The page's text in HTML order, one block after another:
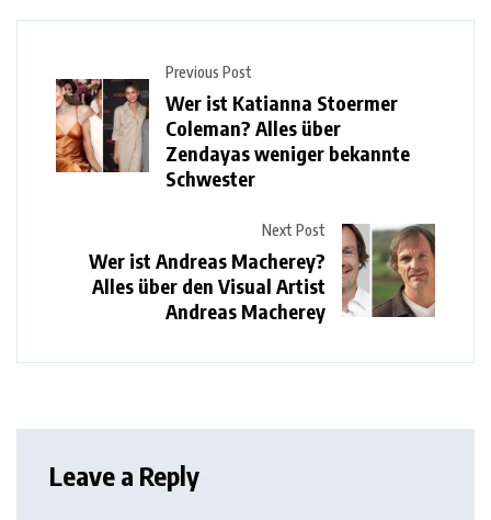
Previous Post
Wer ist Katianna Stoermer
Coleman? Alles über
Zendayas weniger bekannte
Schwester
Next Post
Wer ist Andreas Macherey?
Alles über den Visual Artist
Andreas Macherey
Leave a Reply